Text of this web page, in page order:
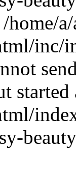
inc/